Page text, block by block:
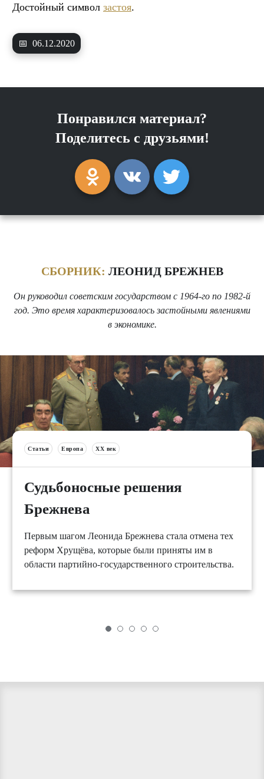
Достойный символ застоя.
📅 06.12.2020
Понравился материал?
Поделитесь с друзьями!
СБОРНИК: ЛЕОНИД БРЕЖНЕВ
Он руководил советским государством с 1964-го по 1982-й
год. Это время характеризовалось застойными явлениями
в экономике.
Статьи Европа XX век
Судьбоносные решения
Брежнева
Первым шагом Леонида Брежнева стала отмена тех
реформ Хрущёва, которые были приняты им в
области партийно-государственного строительства.